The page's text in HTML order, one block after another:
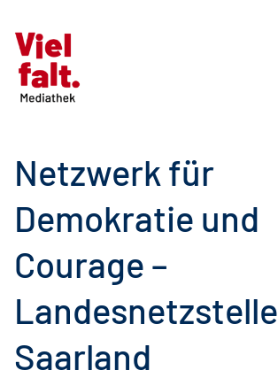
Netzwerk für
Demokratie und
Courage –
Landesnetzstelle
Saarland